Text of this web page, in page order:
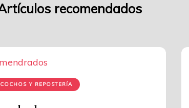
recomendados
Y REPOSTERÍA